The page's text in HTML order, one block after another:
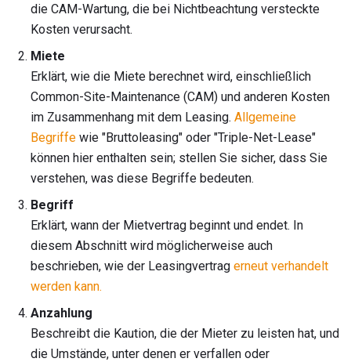
die CAM-Wartung, die bei Nichtbeachtung versteckte
Kosten verursacht.
Miete
Erklärt, wie die Miete berechnet wird, einschließlich
Common-Site-Maintenance (CAM) und anderen Kosten
im Zusammenhang mit dem Leasing. Allgemeine
Begriffe wie "Bruttoleasing" oder "Triple-Net-Lease"
können hier enthalten sein; stellen Sie sicher, dass Sie
verstehen, was diese Begriffe bedeuten.
Begriff
Erklärt, wann der Mietvertrag beginnt und endet. In
diesem Abschnitt wird möglicherweise auch
beschrieben, wie der Leasingvertrag erneut verhandelt
werden kann.
Anzahlung
Beschreibt die Kaution, die der Mieter zu leisten hat, und
die Umstände, unter denen er verfallen oder